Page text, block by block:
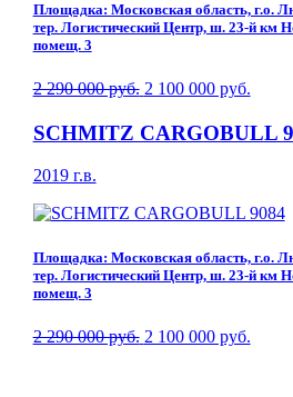
Площадка: Московская область, г.о.
тер. Логистический Центр, ш. 23-й км
помещ. 3
2 290 000 руб. 2 100 000 руб.
SCHMITZ CARGOBULL
2019 г.в.
Площадка: Московская область, г.о.
тер. Логистический Центр, ш. 23-й км
помещ. 3
2 290 000 руб. 2 100 000 руб.